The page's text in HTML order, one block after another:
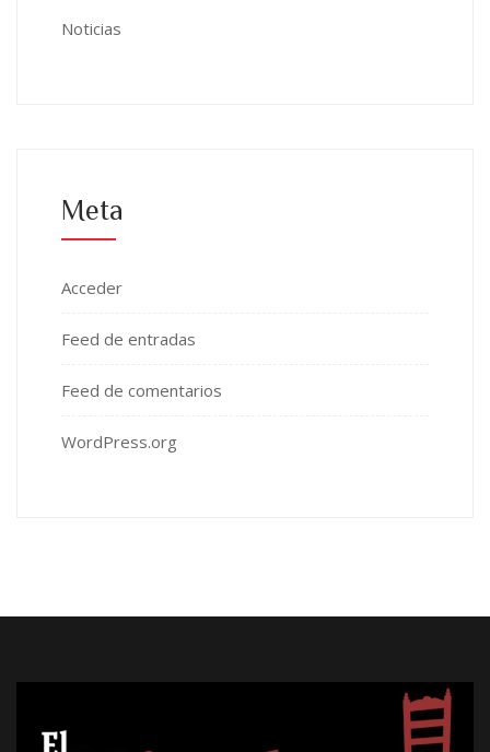
Noticias
Meta
Acceder
Feed de entradas
Feed de comentarios
WordPress.org